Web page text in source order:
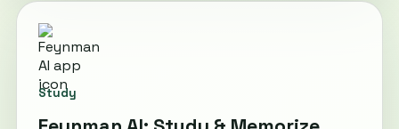
Study